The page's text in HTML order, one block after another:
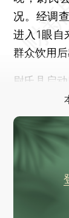
知情人士
以色列
伊朗外交
油价，
况。经调
进入1眼自
群众饮用后
尉氏县启